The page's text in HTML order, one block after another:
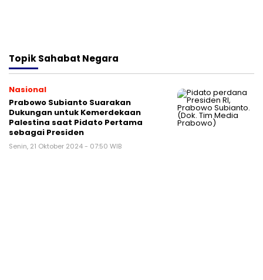
TopikSahabat Negara
Nasional
Prabowo Subianto Suarakan
Dukungan untuk Kemerdekaan
Palestina saat Pidato Pertama
sebagai Presiden
Senin, 21 Oktober 2024 - 07:50 WIB